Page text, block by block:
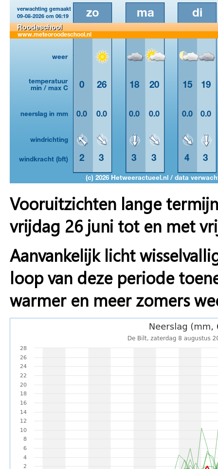
Vooruitzichten lange termijn
vrijdag 26 juni tot en met
Aanvankelijk licht
loop van deze periode
warmer en meer zomers